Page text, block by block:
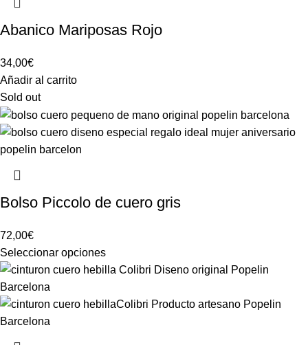
Abanico Mariposas Rojo
34,00€
Añadir al carrito
Sold out
Bolso Piccolo de cuero gris
72,00€
Seleccionar opciones